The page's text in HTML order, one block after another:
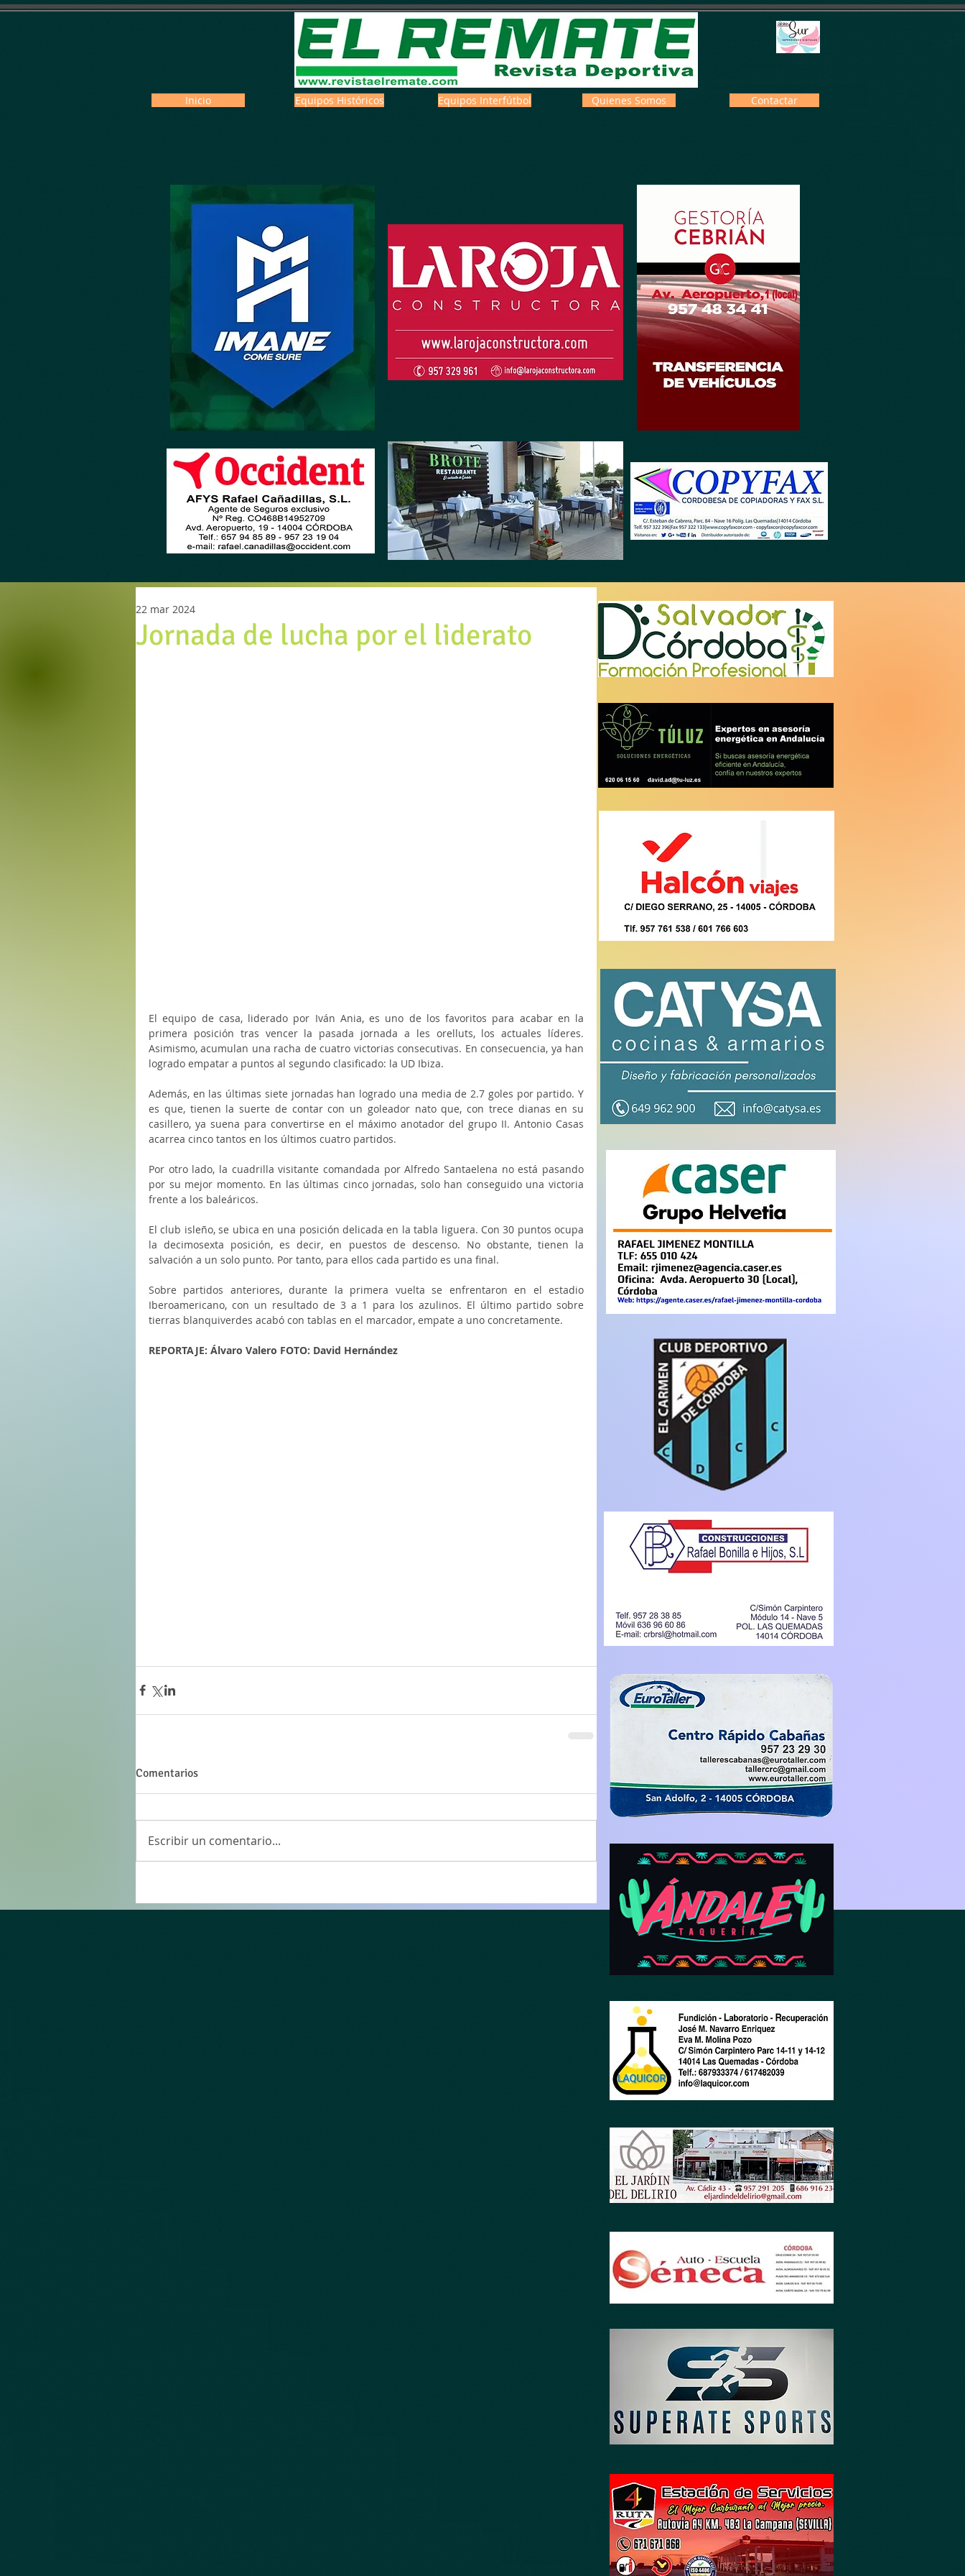
Inicio Equipos Históricos Equipos Interfútbol Quienes Somos Contactar
Jornada de lucha por el liderato
22 mar 2024
El equipo de casa, liderado por Iván Ania, es uno de los favoritos para acabar en la
primera posición tras vencer la pasada jornada a les orelluts, los actuales líderes.
Asimismo, acumulan una racha de cuatro victorias consecutivas. En consecuencia, ya han
logrado empatar a puntos al segundo clasificado: la UD Ibiza.
Además, en las últimas siete jornadas han logrado una media de 2.7 goles por partido. Y
es que, tienen la suerte de contar con un goleador nato que, con trece dianas en su
casillero, ya suena para convertirse en el máximo anotador del grupo II. Antonio Casas
acarrea cinco tantos en los últimos cuatro partidos.
Por otro lado, la cuadrilla visitante comandada por Alfredo Santaelena no está pasando
por su mejor momento. En las últimas cinco jornadas, solo han conseguido una victoria
frente a los baleáricos.
El club isleño, se ubica en una posición delicada en la tabla liguera. Con 30 puntos ocupa
la decimosexta posición, es decir, en puestos de descenso. No obstante, tienen la
salvación a un solo punto. Por tanto, para ellos cada partido es una final.
Sobre partidos anteriores, durante la primera vuelta se enfrentaron en el estadio
Iberoamericano, con un resultado de 3 a 1 para los azulinos. El último partido sobre
tierras blanquiverdes acabó con tablas en el marcador, empate a uno concretamente.
REPORTAJE: Álvaro Valero FOTO: David Hernández
Comentarios
Escribir un comentario...